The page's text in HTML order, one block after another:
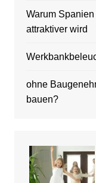
Warum
attraktiver wird
ohne
bauen?